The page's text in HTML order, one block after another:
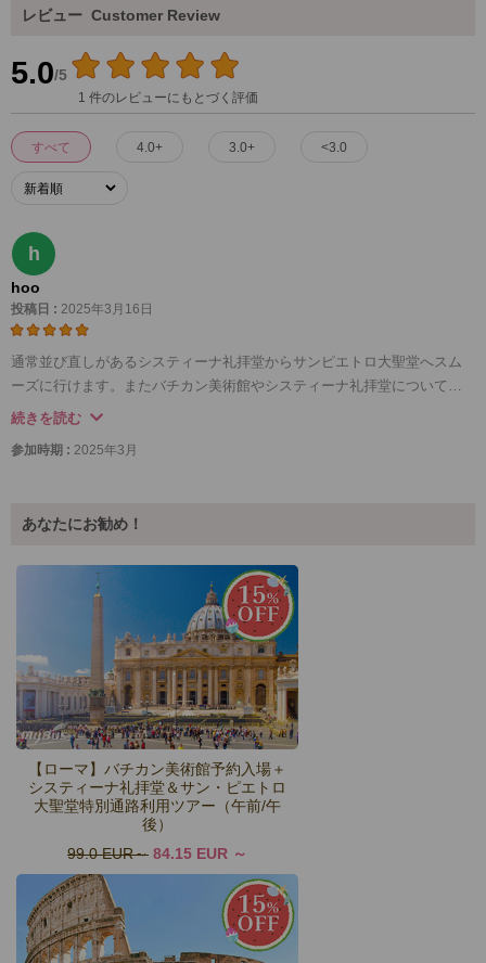
レビュー Customer Review
5.0/5
1 件のレビューにもとづく評価
すべて 4.0+ 3.0+ <3.0
h
hoo
投稿日 : 2025年3月16日
通常並び直しがあるシスティーナ礼拝堂からサンピエトロ大聖堂へスム
ーズに行けます。またバチカン美術館やシスティーナ礼拝堂についての
詳細な背景、解説も聞くことができ、とてもいい内容でした。ガイドの
アとやりとりしていただいて助かりました。
続きを読む
参加時期 : 2025年3月
あなたにお勧め！
【ローマ】バチカン美術館予約入場＋
システィーナ礼拝堂＆サン・ピエトロ
大聖堂特別通路利用ツアー（午前/午
後）
99.0 EUR
84.15 EUR